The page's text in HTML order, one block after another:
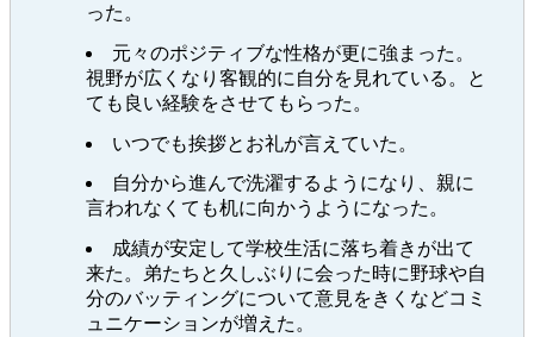
った。
元々のポジティブな性格が更に強まった。
視野が広くなり客観的に自分を見れている。と
ても良い経験をさせてもらった。
いつでも挨拶とお礼が言えていた。
自分から進んで洗濯するようになり、親に
言われなくても机に向かうようになった。
成績が安定して学校生活に落ち着きが出て
来た。弟たちと久しぶりに会った時に野球や自
分のバッティングについて意見をきくなどコミ
ュニケーションが増えた。